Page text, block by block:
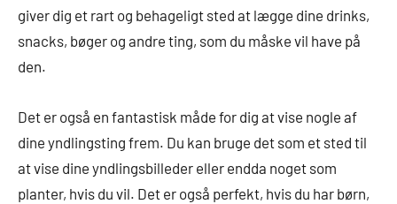
giver dig et rart og behageligt sted at lægge dine drinks,
snacks, bøger og andre ting, som du måske vil have på
den.
Det er også en fantastisk måde for dig at vise nogle af
dine yndlingsting frem. Du kan bruge det som et sted til
at vise dine yndlingsbilleder eller endda noget som
planter, hvis du vil. Det er også perfekt, hvis du har børn,